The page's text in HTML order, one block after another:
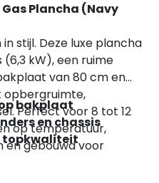
Gas Plancha (Navy
stijl. Deze luxe plancha
kW), een ruime
van 80 cm en
opbergruimte,
Perfect voor 8 tot 12
op temperatuur,
en gebouwd voor
bakplaat
en chassis
topkwaliteit